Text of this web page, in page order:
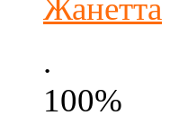
Жанетта
.
100%